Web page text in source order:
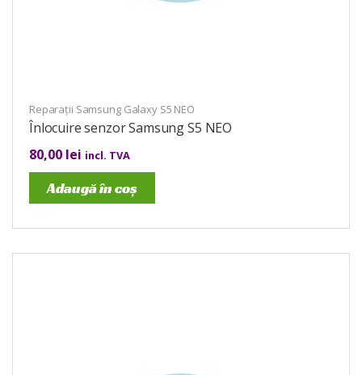
Reparații Samsung Galaxy S5 NEO
Înlocuire senzor Samsung S5 NEO
80,00 lei incl. TVA
Adaugă în coș